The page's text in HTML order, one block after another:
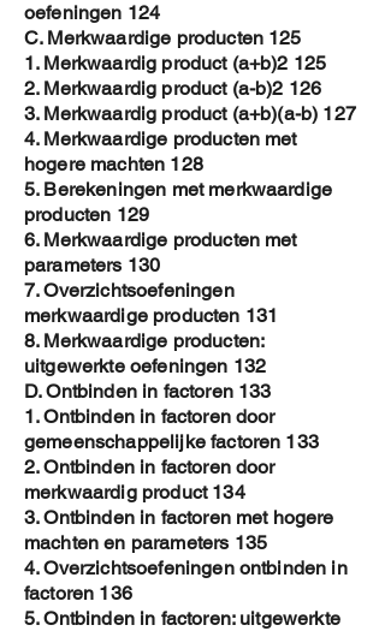
oefeningen 124
C. Merkwaardige producten 125
1. Merkwaardig product (a+b)2 125
2. Merkwaardig product (a-b)2 126
3. Merkwaardig product (a+b)(a-b) 127
4. Merkwaardige producten met
hogere machten 128
5. Berekeningen met merkwaardige
producten 129
6. Merkwaardige producten met
parameters 130
7. Overzichtsoefeningen
merkwaardige producten 131
8. Merkwaardige producten:
uitgewerkte oefeningen 132
D. Ontbinden in factoren 133
1. Ontbinden in factoren door
gemeenschappelijke factoren 133
2. Ontbinden in factoren door
merkwaardig product 134
3. Ontbinden in factoren met hogere
machten en parameters 135
4. Overzichtsoefeningen ontbinden in
factoren 136
5. Ontbinden in factoren: uitgewerkte